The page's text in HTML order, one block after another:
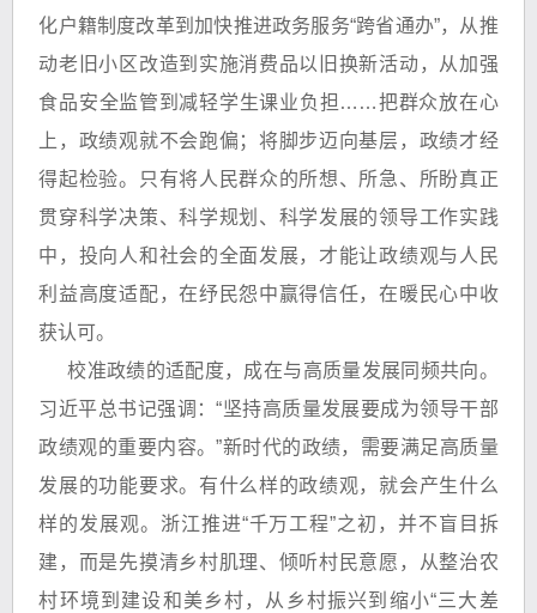
化户籍制度改革到加快推进政务服务“跨省通办”，从推
动老旧小区改造到实施消费品以旧换新活动，从加强
食品安全监管到减轻学生课业负担……把群众放在心
上，政绩观就不会跑偏；将脚步迈向基层，政绩才经
得起检验。只有将人民群众的所想、所急、所盼真正
贯穿科学决策、科学规划、科学发展的领导工作实践
中，投向人和社会的全面发展，才能让政绩观与人民
利益高度适配，在纾民怨中赢得信任，在暖民心中收
获认可。
校准政绩的适配度，成在与高质量发展同频共向。
习近平总书记强调：“坚持高质量发展要成为领导干部
政绩观的重要内容。”新时代的政绩，需要满足高质量
发展的功能要求。有什么样的政绩观，就会产生什么
样的发展观。浙江推进“千万工程”之初，并不盲目拆
建，而是先摸清乡村肌理、倾听村民意愿，从整治农
村环境到建设和美乡村，从乡村振兴到缩小“三大差